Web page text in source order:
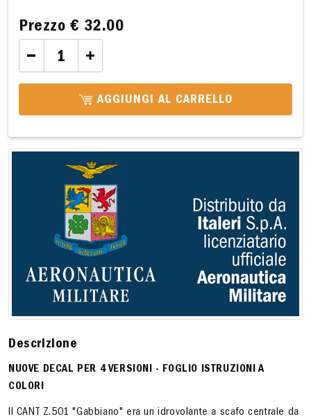
Prezzo€ 32.00
AGGIUNGI AL CARRELLO
Descrizione
NUOVE DECAL PER 4 VERSIONI - FOGLIO ISTRUZIONI A
COLORI
Il CANT Z.501 "Gabbiano" era un idrovolante a scafo centrale da